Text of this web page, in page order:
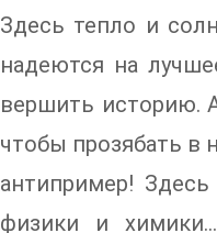
Здесь тепло и
надеются на
вершить историю.
чтобы прозябать в
антипример!
физики и